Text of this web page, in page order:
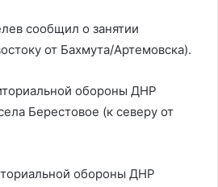
сообщил о занятии
от Бахмута/Артемовска).
обороны ДНР
Берестовое (к северу от
обороны ДНР